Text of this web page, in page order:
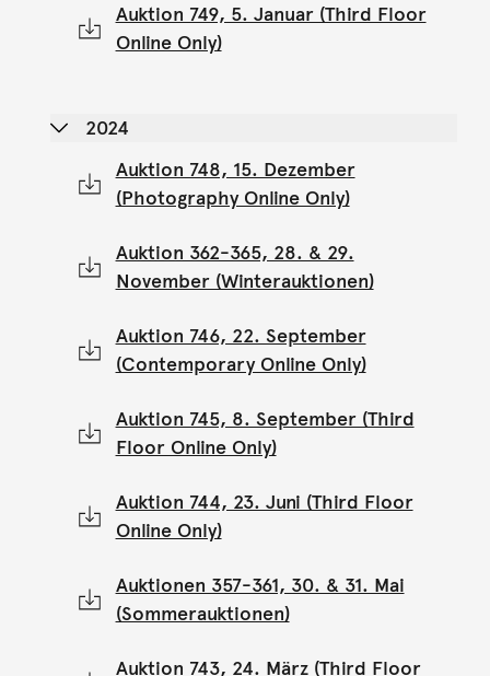
Auktion 749, 5. Januar (Third Floor
Online Only)
2024
Auktion 748, 15. Dezember
(Photography Online Only)
Auktion 362-365, 28. & 29.
November (Winterauktionen)
Auktion 746, 22. September
(Contemporary Online Only)
Auktion 745, 8. September (Third
Floor Online Only)
Auktion 744, 23. Juni (Third Floor
Online Only)
Auktionen 357-361, 30. & 31. Mai
(Sommerauktionen)
Auktion 743, 24. März (Third Floor